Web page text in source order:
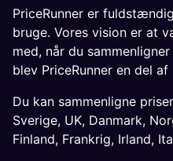
PriceRunner er
bruge. Vores vision er at
med, når du
blev PriceRunner en del af
Du kan sammenligne
Sverige, UK, Danmark,
Finland, Frankrig, Irland,